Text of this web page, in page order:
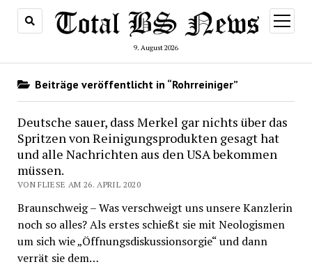
9. August 2026
Menü
öffnen
Beiträge veröffentlicht in “Rohrreiniger”
Deutsche sauer, dass Merkel gar nichts über das
Spritzen von Reinigungsprodukten gesagt hat
und alle Nachrichten aus den USA bekommen
müssen.
VON FLIESE AM 26. APRIL 2020
Braunschweig – Was verschweigt uns unsere Kanzlerin
noch so alles? Als erstes schießt sie mit Neologismen
um sich wie „Öffnungsdiskussionsorgie“ und dann
verrät sie dem…